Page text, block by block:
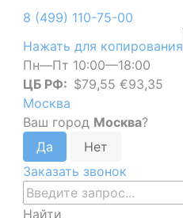
8 (499) 110-75-00
Нажать для копирования
Пн—Пт 10:00—18:00
ЦБ РФ: $79,55 €93,35
Москва
Ваш город Москва?
Заказать звонок
Найти